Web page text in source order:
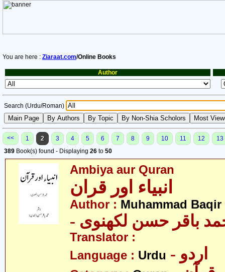
You are here : Ziaraat.com/Online Books
Author
Search (Urdu/Roman)
<< 1 2 3 4 5 6 7 8 9 10 11 12
13
389 Book(s) found - Displaying 26 to 50
Ambiya aur Quran
انبیاء اور قران
Author : Muhammad
باقر حسن لکھنوی
Translator :
Language : Urdu - اردو